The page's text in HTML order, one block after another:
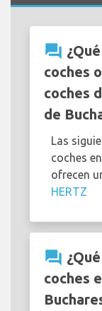
question_answer
coches
coches
de
Las
coches
ofrecen
HERTZ
question_answer
coches